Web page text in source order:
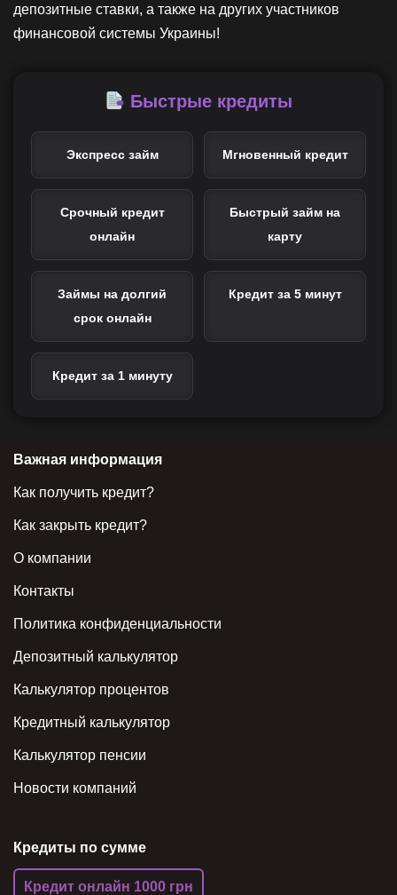
депозитные ставки, а также на других участников
финансовой системы Украины!
Быстрые кредиты
Экспресс займ Мгновенный кредит
Срочный кредит
онлайн
Быстрый займ на
карту
Займы на долгий
срок онлайн
Кредит за 5 минут
Кредит за 1 минуту
Важная информация
Как получить кредит?
Как закрыть кредит?
О компании
Контакты
Политика конфиденциальности
Депозитный калькулятор
Калькулятор процентов
Кредитный калькулятор
Калькулятор пенсии
Новости компаний
Кредиты по сумме
Кредит онлайн 1000 грн